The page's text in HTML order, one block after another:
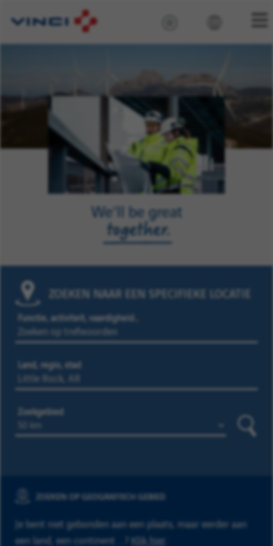
ZOEKEN NAAR EEN SPECIFIEKE LOCATIE
Functie, activiteit, vaardigheid…
Land, regio, stad
Zoekgebied
ZOEKEN OP GEOGRAFISCH GEBIED
Je bent niet gebonden aan een plaats, maar eerder aan
een land, een continent ...? Klik hier